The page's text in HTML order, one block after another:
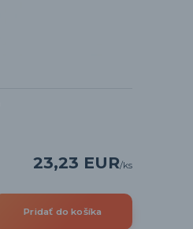
23,23 EUR/ks
Pridať do košíka